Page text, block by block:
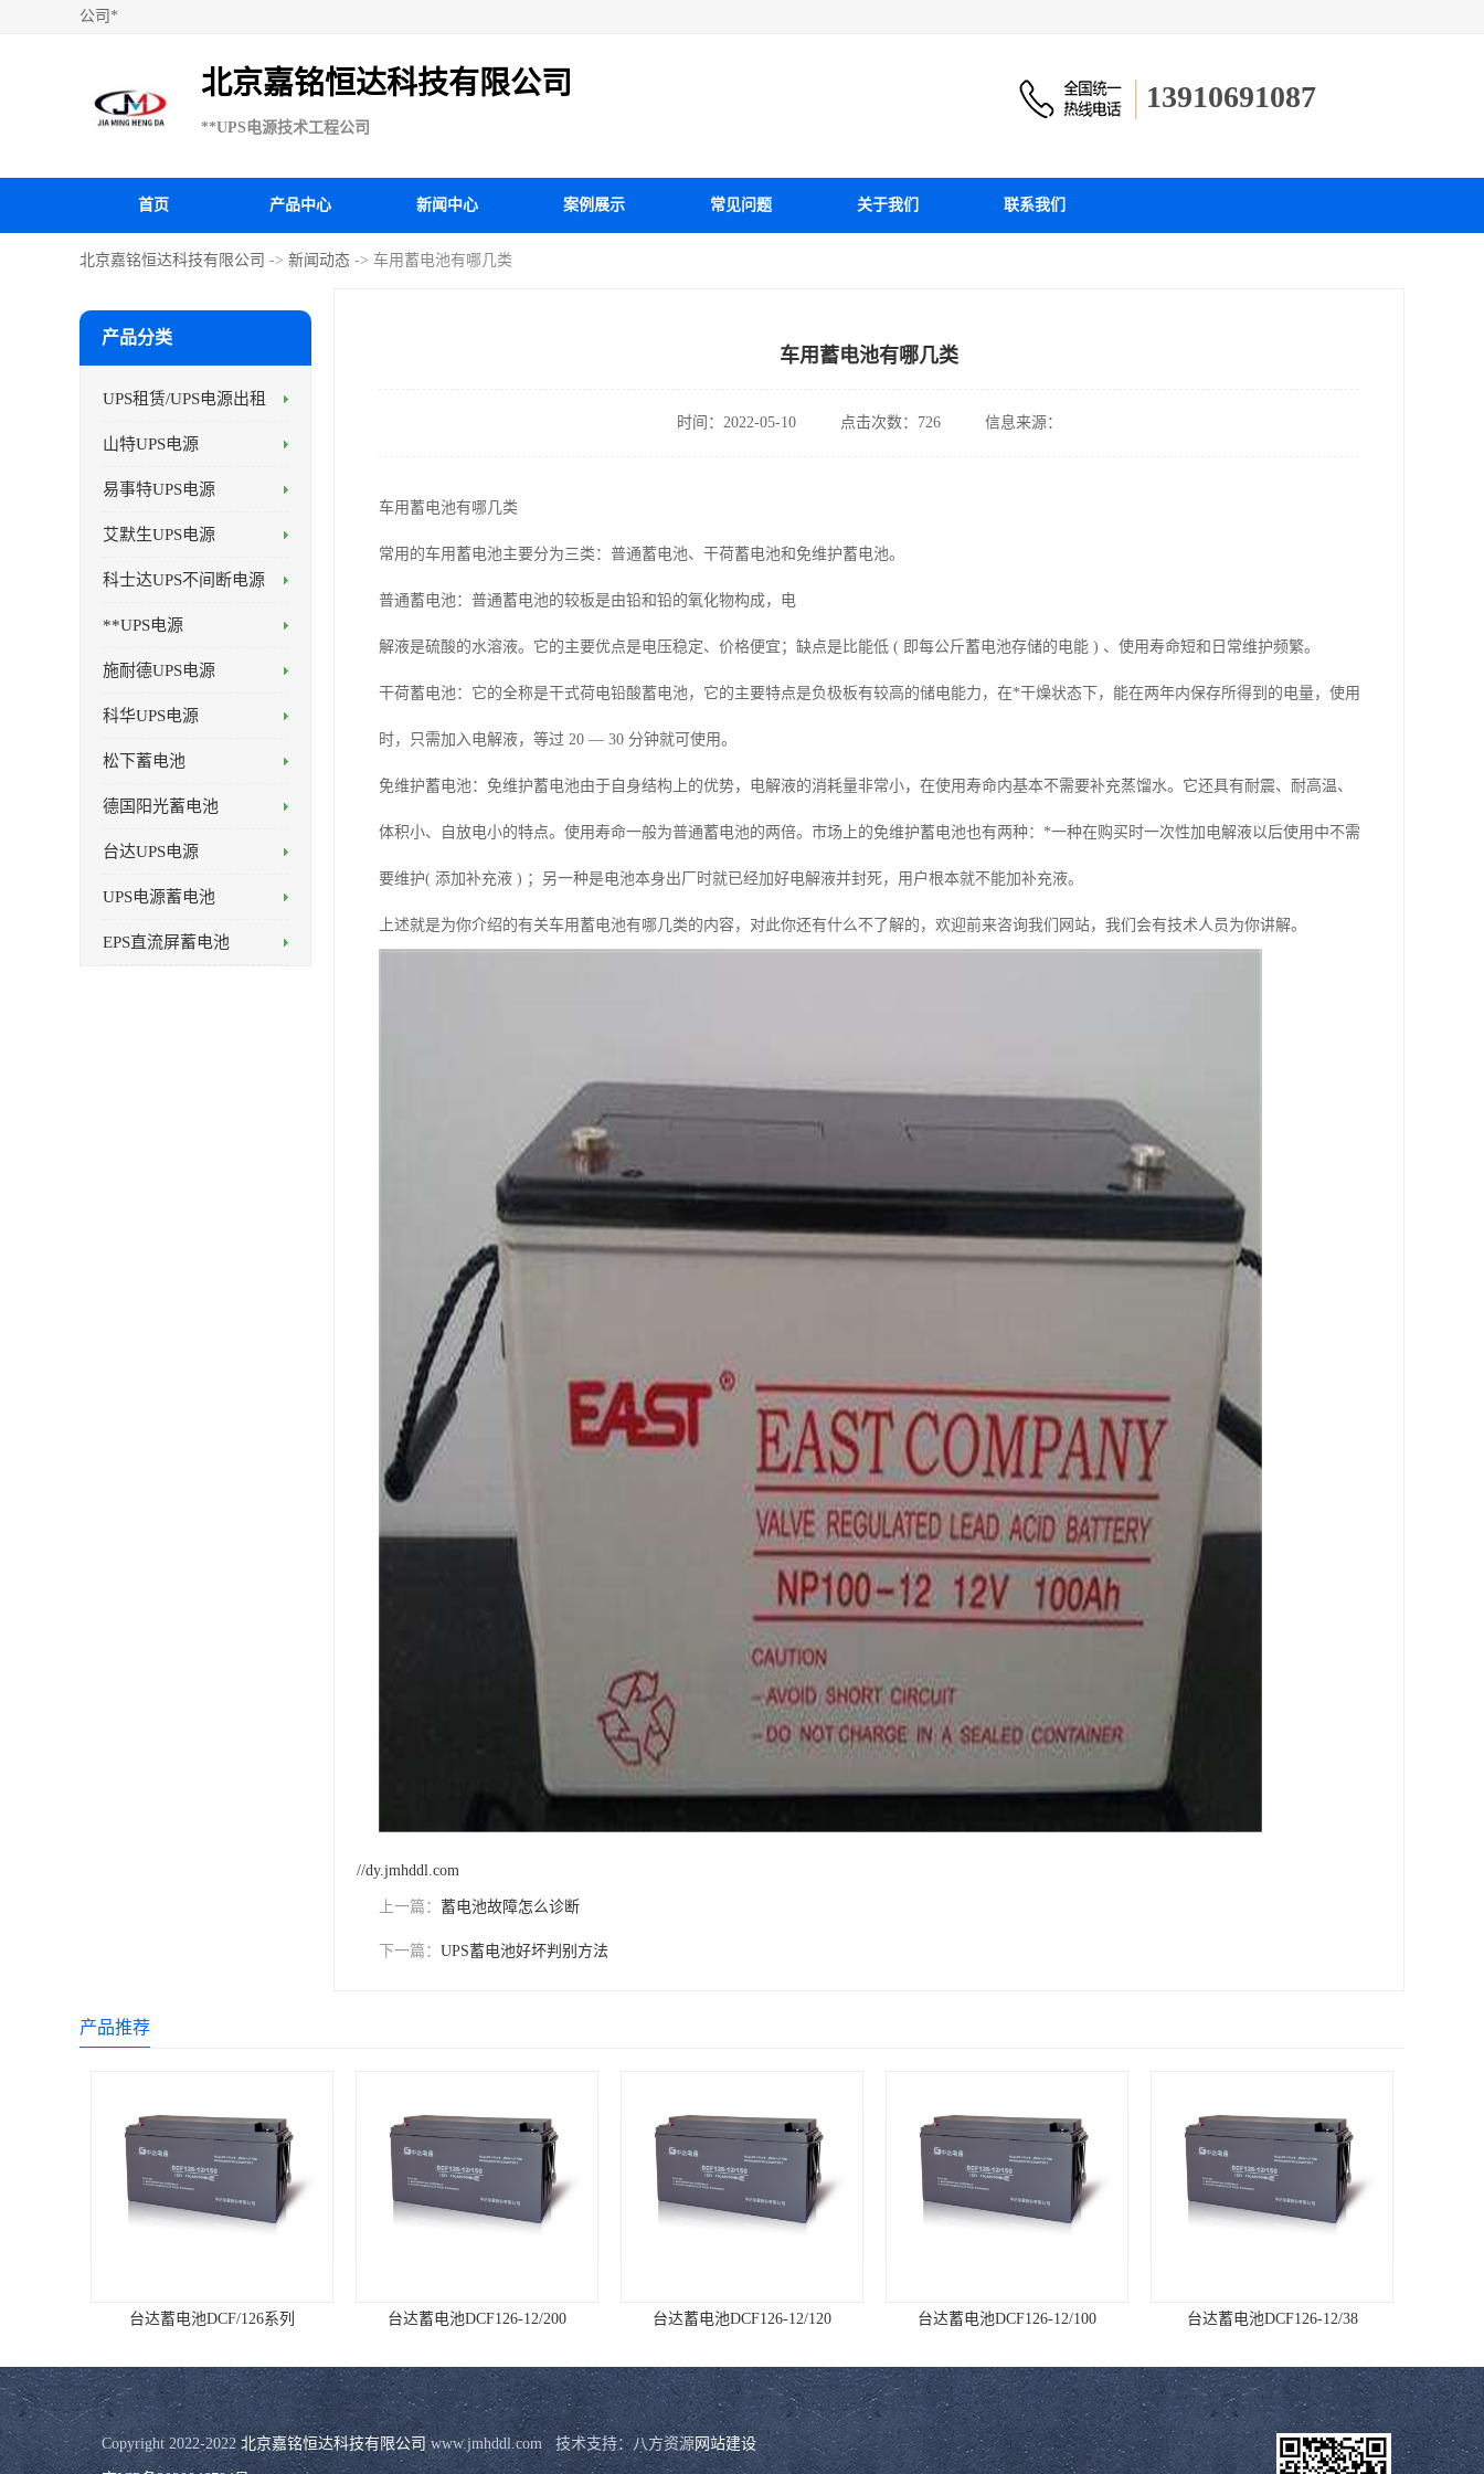
公司*
北京嘉铭恒达科技有限公司
**UPS电源技术工程公司
13910691087
首页 产品中心 新闻中心 案例展示 常见问题 关于我们 联系我们
北京嘉铭恒达科技有限公司 -> 新闻动态 -> 车用蓄电池有哪几类
产品分类
UPS租赁/UPS电源出租
山特UPS电源
易事特UPS电源
艾默生UPS电源
科士达UPS不间断电源
**UPS电源
施耐德UPS电源
科华UPS电源
松下蓄电池
德国阳光蓄电池
台达UPS电源
UPS电源蓄电池
EPS直流屏蓄电池
车用蓄电池有哪几类
时间：2022-05-10 点击次数：726 信息来源：
车用蓄电池有哪几类
常用的车用蓄电池主要分为三类：普通蓄电池、干荷蓄电池和免维护蓄电池。
普通蓄电池：普通蓄电池的较板是由铅和铅的氧化物构成，电
解液是硫酸的水溶液。它的主要优点是电压稳定、价格便宜；缺点是比能低 ( 即每公斤蓄电池存储的电能 ) 、使用寿命短和日常维护频繁。
干荷蓄电池：它的全称是干式荷电铅酸蓄电池，它的主要特点是负极板有较高的储电能力，在*干燥状态下，能在两年内保存所得到的电量，使用
时，只需加入电解液，等过 20 — 30 分钟就可使用。
免维护蓄电池：免维护蓄电池由于自身结构上的优势，电解液的消耗量非常小，在使用寿命内基本不需要补充蒸馏水。它还具有耐震、耐高温、
体积小、自放电小的特点。使用寿命一般为普通蓄电池的两倍。市场上的免维护蓄电池也有两种：*一种在购买时一次性加电解液以后使用中不需
要维护( 添加补充液 ) ；另一种是电池本身出厂时就已经加好电解液并封死，用户根本就不能加补充液。
上述就是为你介绍的有关车用蓄电池有哪几类的内容，对此你还有什么不了解的，欢迎前来咨询我们网站，我们会有技术人员为你讲解。
//dy.jmhddl.com
上一篇： 蓄电池故障怎么诊断
下一篇： UPS蓄电池好坏判别方法
产品推荐
台达蓄电池DCF/126系列 台达蓄电池DCF126-12/200 台达蓄电池DCF126-12/120 台达蓄电池DCF126-12/100 台达蓄电池DCF126-12/38
Copyright 2022-2022 北京嘉铭恒达科技有限公司 www.jmhddl.com   技术支持：八方资源网站建设